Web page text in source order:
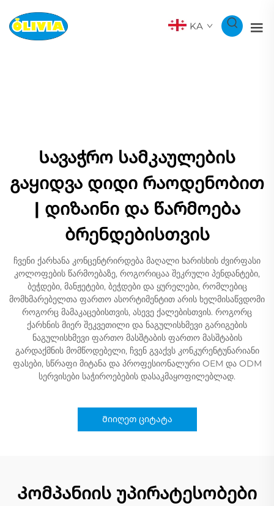
KA
Სავაჭრო სამკაულების
გაყიდვა დიდი რაოდენობით
| დიზაინი და წარმოება
ბრენდებისთვის
ჩვენი ქარხანა კონცენტრირდება მაღალი ხარისხის ძვირფასი
კოლოფების წარმოებაზე, როგორიცაა შეკრული პენდანტები,
ბეჭდები, მანჟეტები, ბეჭდები და ყურელები, რომლებიც
მომხმარებელთა ფართო ასორტიმენტით არის ხელმისაწვდომი
როგორც მამაკაცებისთვის, ასევე ქალებისთვის. როგორც
ქარხნის მიერ შეკვეთილი და ნაგულისხმევი გარიგების
ნაგულისხმევი ფართო მასშტაბის ფართო მასშტაბის
გარდაქმნის მომწოდებელი, ჩვენ გვაქვს კონკურენტუნარიანი
ფასები, სწრაფი მიტანა და პროფესიონალური OEM და ODM
სერვისები საჭიროებების დასაკმაყოფილებლად.
Მიიღეთ ციტატა
Კომპანიის უპირატესობები